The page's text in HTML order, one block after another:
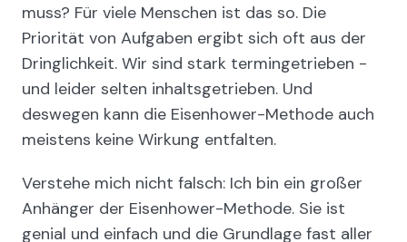
muss? Für viele Menschen ist das so. Die
Priorität von Aufgaben ergibt sich oft aus der
Dringlichkeit. Wir sind stark termingetrieben -
und leider selten inhaltsgetrieben. Und
deswegen kann die Eisenhower-Methode auch
meistens keine Wirkung entfalten.
Verstehe mich nicht falsch: Ich bin ein großer
Anhänger der Eisenhower-Methode. Sie ist
genial und einfach und die Grundlage fast aller